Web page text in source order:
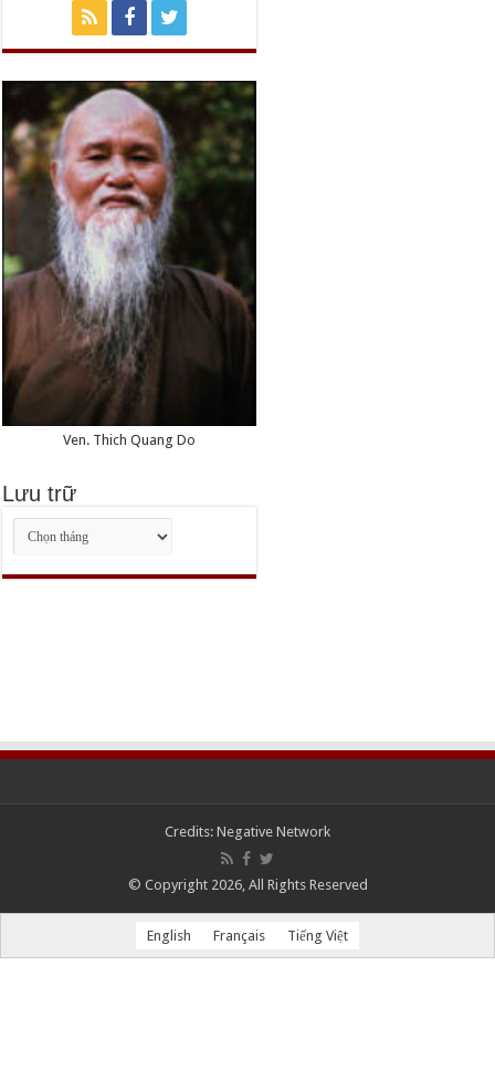
Ven. Thich Quang Do
Lưu trữ
Lưu
trữ
Credits: Negative Network
© Copyright 2026, All Rights Reserved
English Français Tiếng Việt